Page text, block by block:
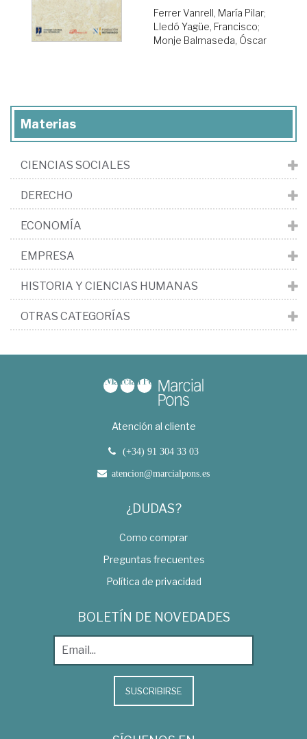
Ferrer Vanrell, María Pilar;
Lledó Yagüe, Francisco;
Monje Balmaseda, Óscar
Materias
CIENCIAS SOCIALES
DERECHO
ECONOMÍA
EMPRESA
HISTORIA Y CIENCIAS HUMANAS
OTRAS CATEGORÍAS
Atención al cliente
(+34) 91 304 33 03
atencion@marcialpons.es
¿DUDAS?
Como comprar
Preguntas frecuentes
Política de privacidad
BOLETÍN DE NOVEDADES
SUSCRIBIRSE